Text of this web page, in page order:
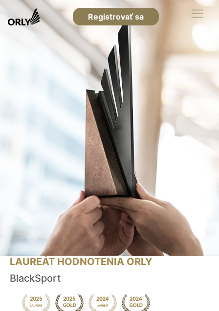
Registrovať sa
LAUREÁT HODNOTENIA ORLY
BlackSport